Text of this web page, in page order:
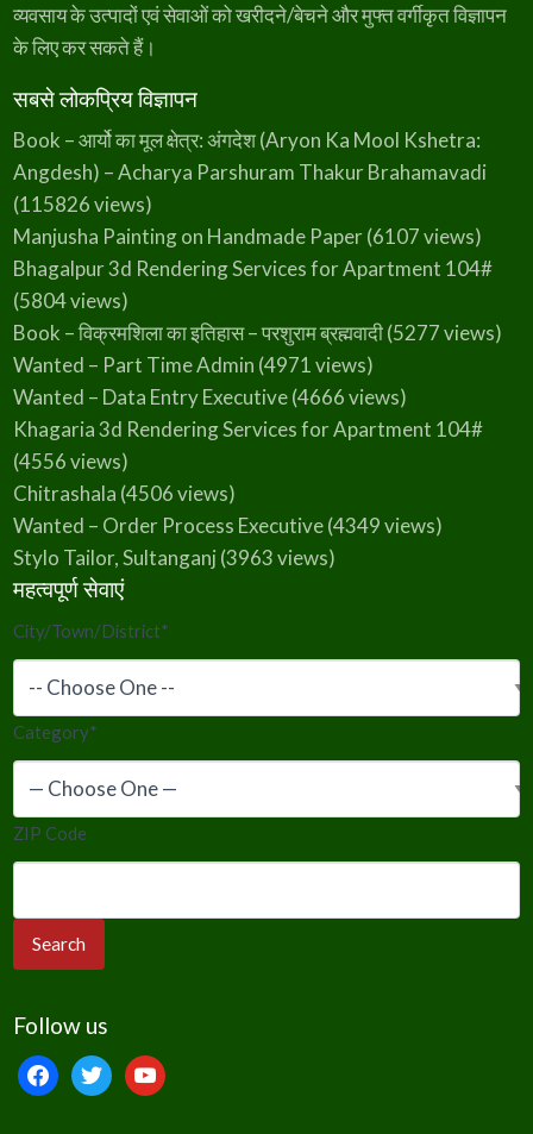
व्यवसाय के उत्पादों एवं सेवाओं को खरीदने/बेचने और मुफ्त वर्गीकृत विज्ञापन
के लिए कर सकते हैं।
सबसे लोकप्रिय विज्ञापन
Book – आर्यो का मूल क्षेत्र: अंगदेश (Aryon Ka Mool Kshetra:
Angdesh) – Acharya Parshuram Thakur Brahamavadi
(115826 views)
Manjusha Painting on Handmade Paper(6107 views)
Bhagalpur 3d Rendering Services for Apartment 104#
(5804 views)
Book – विक्रमशिला का इतिहास – परशुराम ब्रह्मवादी(5277 views)
Wanted – Part Time Admin (4971 views)
Wanted – Data Entry Executive(4666 views)
Khagaria 3d Rendering Services for Apartment 104#
(4556 views)
Chitrashala (4506 views)
Wanted – Order Process Executive(4349 views)
Stylo Tailor, Sultanganj (3963 views)
महत्वपूर्ण सेवाएं
City/Town/District*
Category*
ZIP Code
Follow us
facebooktwitteryoutube